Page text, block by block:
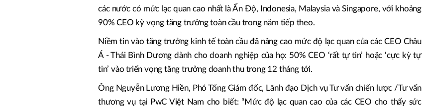
các nước có mức lạc quan cao nhất là Ấn Độ, Indonesia, Malaysia và Singapore, với khoảng
90% CEO kỳ vọng tăng trưởng toàn cầu trong năm tiếp theo.
Niềm tin vào tăng trưởng kinh tế toàn cầu đã nâng cao mức độ lạc quan của các CEO Châu
Á - Thái Bình Dương dành cho doanh nghiệp của họ: 50% CEO ‘rất tự tin’ hoặc ‘cực kỳ tự
tin’ vào triển vọng tăng trưởng doanh thu trong 12 tháng tới.
Ông Nguyễn Lương Hiền, Phó Tổng Giám đốc, Lãnh đạo Dịch vụ Tư vấn chiến lược /Tư vấn
thương vụ tại PwC Việt Nam cho biết: “Mức độ lạc quan cao của các CEO cho thấy sức